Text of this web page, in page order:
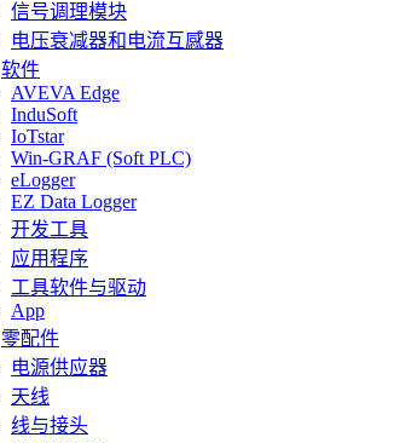
信号调理模块
电压衰减器和电流互感器
软件
AVEVA Edge
InduSoft
IoTstar
Win-GRAF (Soft PLC)
eLogger
EZ Data Logger
开发工具
应用程序
工具软件与驱动
App
零配件
电源供应器
天线
线与接头